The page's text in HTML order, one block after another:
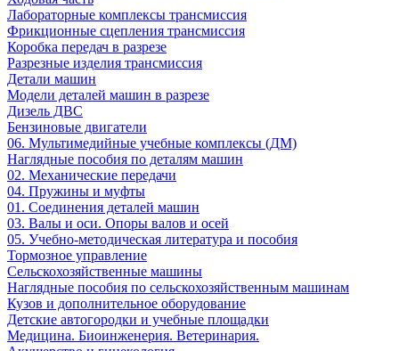
Лабораторные комплексы трансмиссия
Фрикционные сцепления трансмиссия
Коробка передач в разрезе
Разрезные изделия трансмиссия
Детали машин
Модели деталей машин в разрезе
Дизель ДВС
Бензиновые двигатели
06. Мультимедийные учебные комплексы (ДМ)
Наглядные пособия по деталям машин
02. Механические передачи
04. Пружины и муфты
01. Соединения деталей машин
03. Валы и оси. Опоры валов и осей
05. Учебно-методическая литература и пособия
Тормозное управление
Сельскохозяйственные машины
Наглядные пособия по сельскохозяйственным машинам
Кузов и дополнительное оборудование
Детские автогородки и учебные площадки
Медицина. Биоинженерия. Ветеринария.